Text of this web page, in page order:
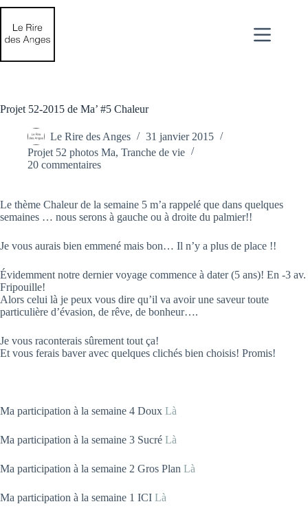
Passer
contenu
Projet 52-2015 de Ma’ #5 Chaleur
Le Rire des Anges
31 janvier 2015
Projet 52 photos Ma, Tranche de vie
20 commentaires
Le thème Chaleur de la semaine 5 m’a rappelé que dans quelques
semaines … nous serons à gauche ou à droite du palmier!!
Je vous aurais bien emmené mais bon… Il n’y a plus de place !!
Évidemment notre dernier voyage commence à dater (5 ans)! En -3 av.
Fripouille!
Alors celui là je peux vous dire qu’il va avoir une saveur toute
particulière d’évasion, de rêve, de bonheur….
Je vous raconterais sûrement tout ça!
Et vous ferais baver avec quelques clichés bien choisis! Promis!
Ma participation à la semaine 4 Doux Là
Ma participation à la semaine 3 Sucré Là
Ma participation à la semaine 2 Gros Plan Là
Ma participation à la semaine 1 ICI Là